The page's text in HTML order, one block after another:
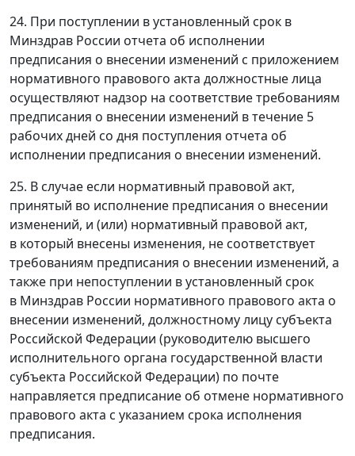
24. При поступлении в установленный срок в
Минздрав России отчета об исполнении
предписания о внесении изменений с приложением
нормативного правового акта должностные лица
осуществляют надзор на соответствие требованиям
предписания о внесении изменений в течение 5
рабочих дней со дня поступления отчета об
исполнении предписания о внесении изменений.
25. В случае если нормативный правовой акт,
принятый во исполнение предписания о внесении
изменений, и (или) нормативный правовой акт,
в который внесены изменения, не соответствует
требованиям предписания о внесении изменений, а
также при непоступлении в установленный срок
в Минздрав России нормативного правового акта о
внесении изменений, должностному лицу субъекта
Российской Федерации (руководителю высшего
исполнительного органа государственной власти
субъекта Российской Федерации) по почте
направляется предписание об отмене нормативного
правового акта с указанием срока исполнения
предписания.